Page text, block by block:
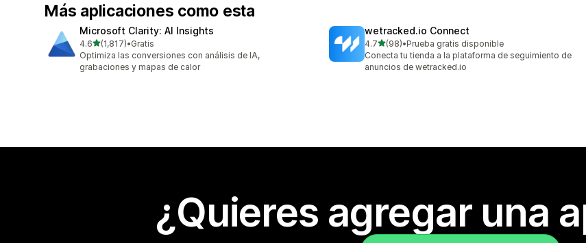
Más aplicaciones como esta
Microsoft Clarity: AI Insights
4.6de 5 estrellas
(1,817)
1817 reseñas en total
•Gratis
Optimiza las conversiones con análisis de IA,
grabaciones y mapas de calor
wetracked.io Connect
4.7de 5 estrellas
(98)
98 reseñas en total
•Prueba gratis disponible
Conecta tu tienda a la plataforma de seguimiento de
anuncios de wetracked.io
¿Quieres agregar una